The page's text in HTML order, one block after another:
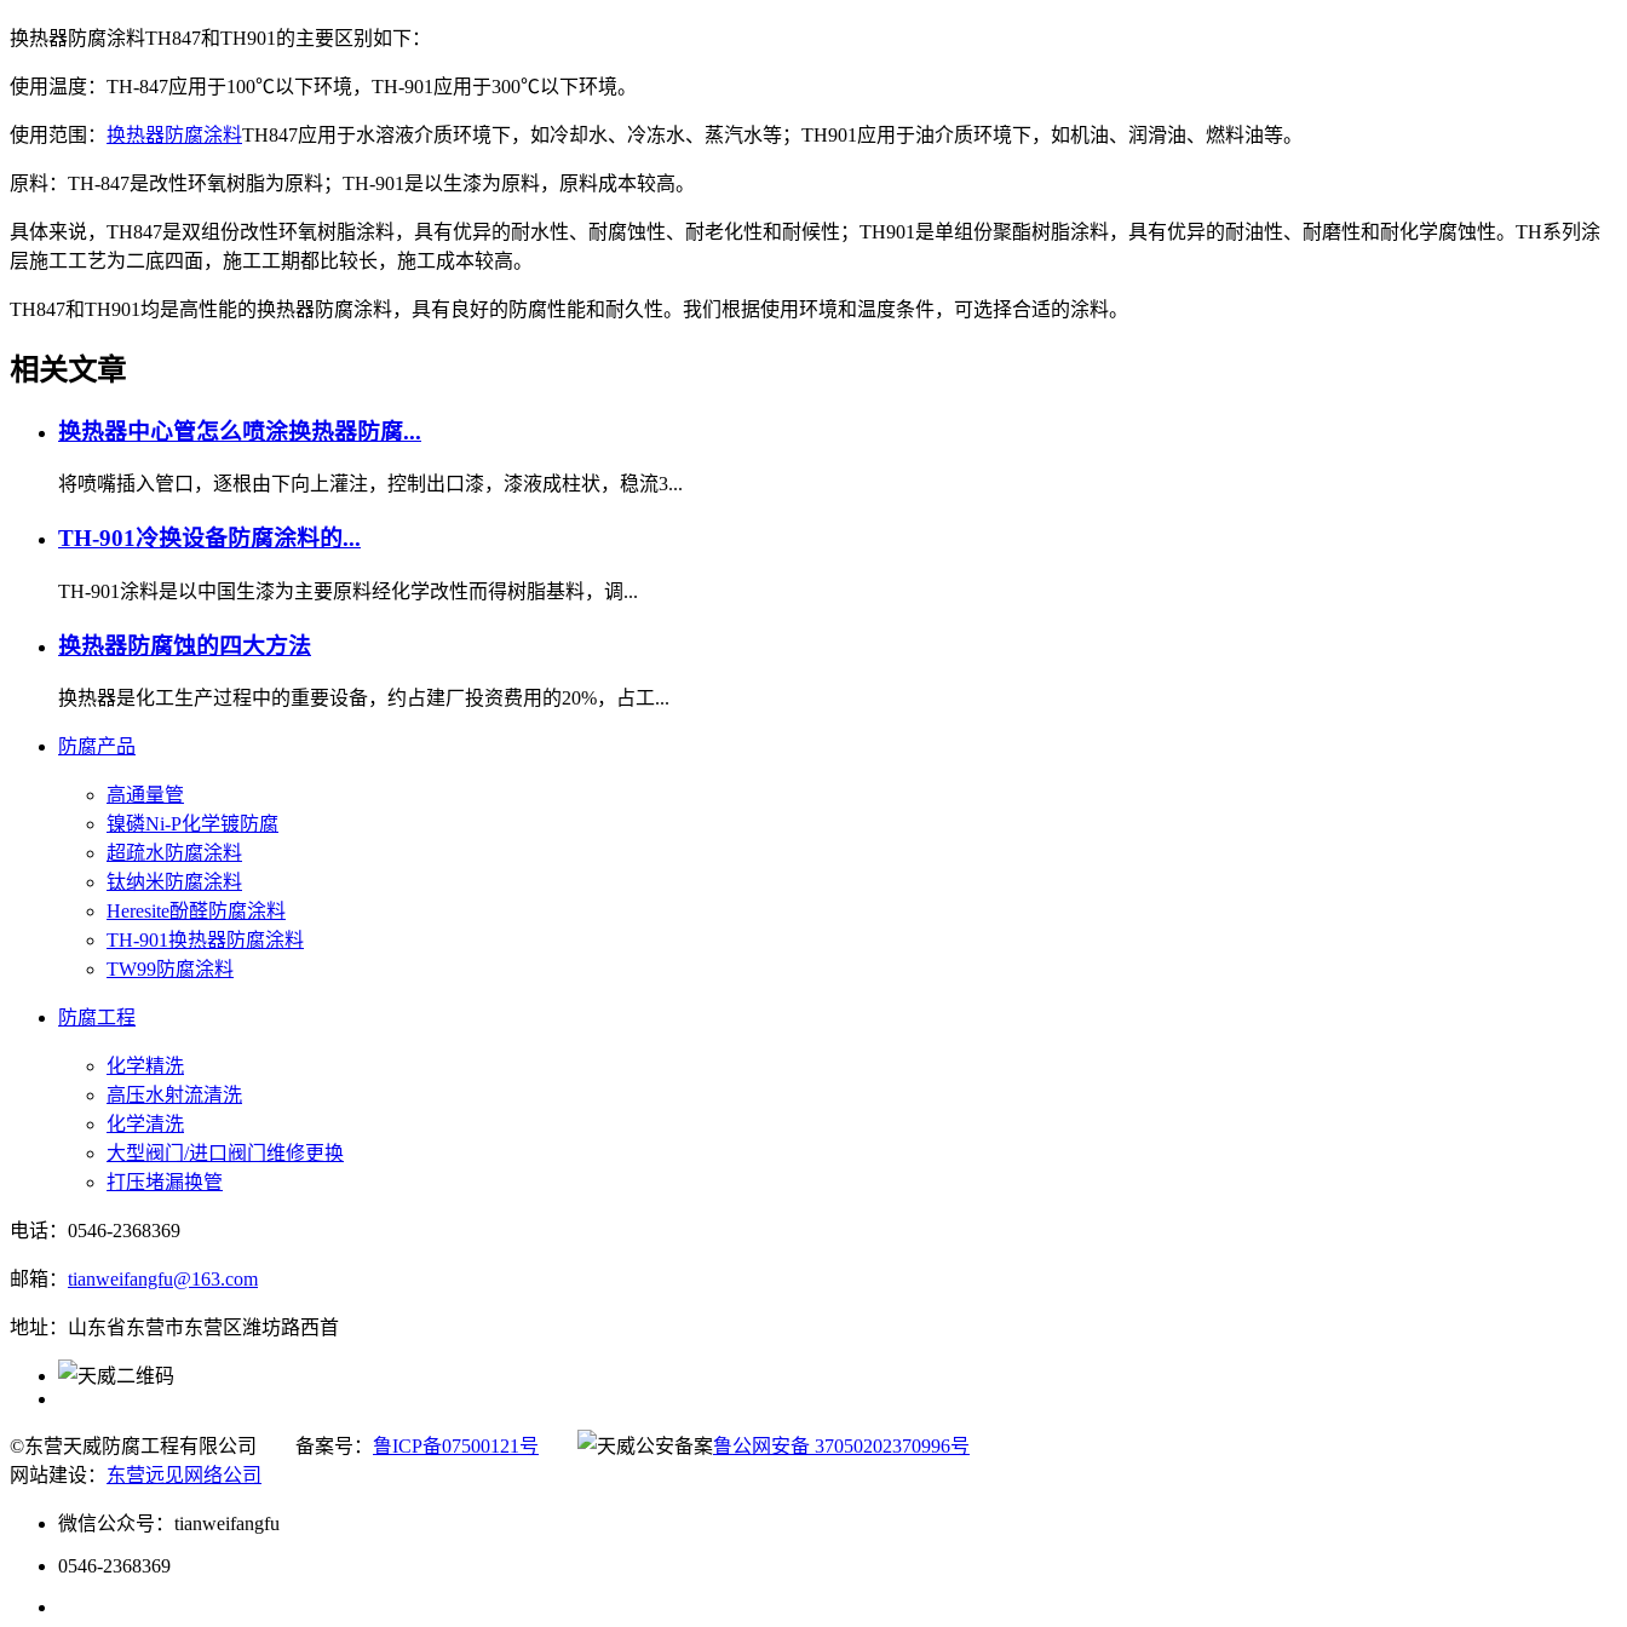
换热器防腐涂料TH847和TH901的主要区别如下：
使用温度：TH-847应用于100℃以下环境，TH-901应用于300℃以下环境。
使用范围： 换热器防腐涂料TH847应用于水溶液介质环境下，如冷却水、冷冻水、蒸汽水等；TH901应用于油介质环境下，如机油、润滑油、燃料油等。
原料：TH-847是改性环氧树脂为原料；TH-901是以生漆为原料，原料成本较高。
具体来说，TH847是双组份改性环氧树脂涂料，具有优异的耐水性、耐腐蚀性、耐老化性和耐候性；TH901是单组份聚酯树脂涂料，具有优异的耐油性、耐磨性和耐化学腐蚀性。TH系列涂
层施工工艺为二底四面，施工工期都比较长，施工成本较高。
TH847和TH901均是高性能的换热器防腐涂料，具有良好的防腐性能和耐久性。我们根据使用环境和温度条件，可选择合适的涂料。
相关文章
换热器中心管怎么喷涂换热器防腐...
将喷嘴插入管口，逐根由下向上灌注，控制出口漆，漆液成柱状，稳流3...
TH-901冷换设备防腐涂料的...
TH-901涂料是以中国生漆为主要原料经化学改性而得树脂基料，调...
换热器防腐蚀的四大方法
换热器是化工生产过程中的重要设备，约占建厂投资费用的20%，占工...
防腐产品
高通量管
镍磷Ni-P化学镀防腐
超疏水防腐涂料
钛纳米防腐涂料
Heresite酚醛防腐涂料
TH-901换热器防腐涂料
TW99防腐涂料
防腐工程
化学精洗
高压水射流清洗
化学清洗
大型阀门/进口阀门维修更换
打压堵漏换管
电话：0546-2368369
邮箱： tianweifangfu@163.com
地址：山东省东营市东营区潍坊路西首
©东营天威防腐工程有限公司 备案号： 鲁ICP备07500121号
鲁公网安备 37050202370996号
网站建设： 东营远见网络公司
微信公众号：tianweifangfu
0546-2368369